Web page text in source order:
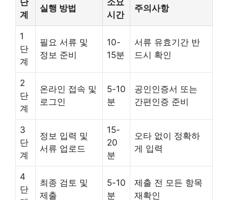
계
실행 방법
시간
주의사항
1
단
계
필요 서류 및
정보 준비
10-
15분
서류 유효기간 반
드시 확인
2
단
계
온라인 접속 및
로그인
5-10
분
공인인증서 또는
간편인증 준비
3
단
계
정보 입력 및
서류 업로드
15-
20
분
오타 없이 정확하
게 입력
4
단
최종 검토 및
제출
5-10
분
제출 전 모든 항목
재확인